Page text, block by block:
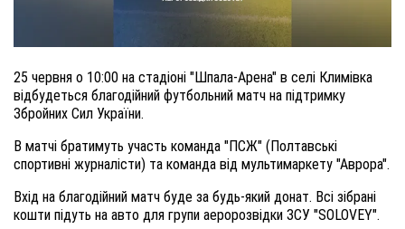
25 червня о 10:00 на стадіоні "Шпала-Арена" в селі Климівка
відбудеться благодійний футбольний матч на підтримку
Збройних Сил України.
В матчі братимуть участь команда "ПСЖ" (Полтавські
спортивні журналісти) та команда від мультимаркету "Аврора".
Вхід на благодійний матч буде за будь-який донат. Всі зібрані
кошти підуть на авто для групи аеророзвідки ЗСУ "SOLOVEY".